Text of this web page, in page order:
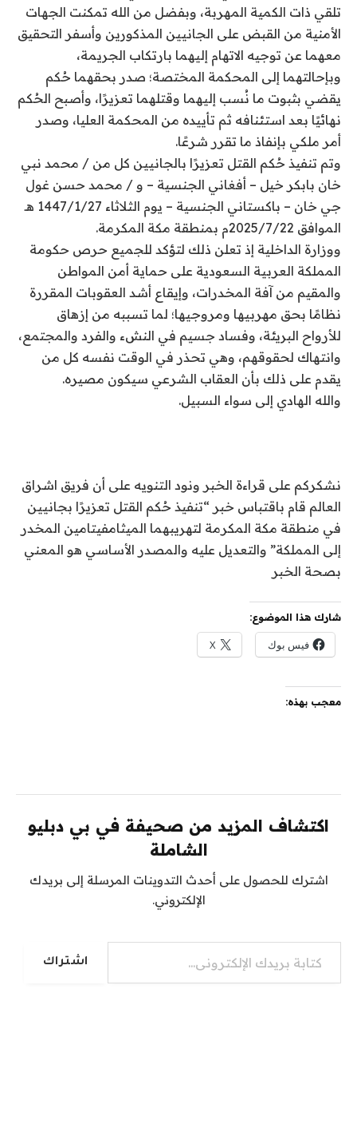
تلقي ذات الكمية المهربة، وبفضل من الله تمكنت الجهات
الأمنية من القبض على الجانيين المذكورين وأسفر التحقيق
معهما عن توجيه الاتهام إليهما بارتكاب الجريمة،
وبإحالتهما إلى المحكمة المختصة؛ صدر بحقهما حُكم
يقضي بثبوت ما نُسب إليهما وقتلهما تعزيرًا، وأصبح الحُكم
نهائيًا بعد استئنافه ثم تأييده من المحكمة العليا، وصدر
أمر ملكي بإنفاذ ما تقرر شرعًا.
وتم تنفيذ حُكم القتل تعزيرًا بالجانيين كل من / محمد نبي
خان بابكر خيل – أفغاني الجنسية – و / محمد حسن غول
جي خان – باكستاني الجنسية – يوم الثلاثاء 1447/1/27 هـ
الموافق 2025/7/22م بمنطقة مكة المكرمة.
ووزارة الداخلية إذ تعلن ذلك لتؤكد للجميع حرص حكومة
المملكة العربية السعودية على حماية أمن المواطن
والمقيم من آفة المخدرات، وإيقاع أشد العقوبات المقررة
نظامًا بحق مهربيها ومروجيها؛ لما تسببه من إزهاق
للأرواح البريئة، وفساد جسيم في النشء والفرد والمجتمع،
وانتهاك لحقوقهم، وهي تحذر في الوقت نفسه كل من
يقدم على ذلك بأن العقاب الشرعي سيكون مصيره.
والله الهادي إلى سواء السبيل.
نشكركم على قراءة الخبر ونود التنويه على أن فريق اشراق
العالم قام باقتباس خبر “تنفيذ حُكم القتل تعزيرًا بجانيين
في منطقة مكة المكرمة لتهريبهما الميثامفيتامين المخدر
إلى المملكة” والتعديل عليه والمصدر الأساسي هو المعني
بصحة الخبر
شارك هذا الموضوع:
فيس بوك X
معجب بهذه:
اكتشاف المزيد من صحيفة في بي دبليو
الشاملة
اشترك للحصول على أحدث التدوينات المرسلة إلى بريدك
الإلكتروني.
كتابة بريدك الإلكتروني...
اشتراك